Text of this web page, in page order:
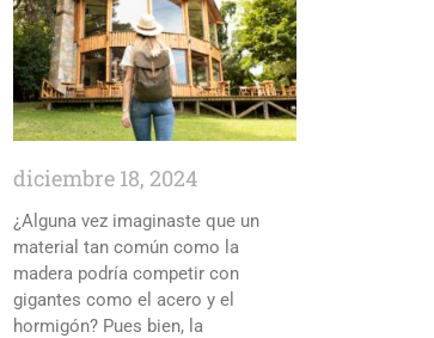
diciembre 18, 2024
¿Alguna vez imaginaste que un
material tan común como la
madera podría competir con
gigantes como el acero y el
hormigón? Pues bien, la